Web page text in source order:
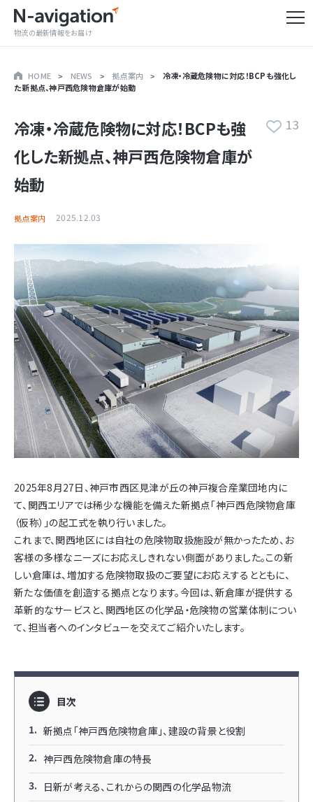
物流の最新情報をお届け
HOME NEWS 拠点案内
冷凍・冷蔵危険物に対応！BCPも強化し
た新拠点、神戸西危険物倉庫が始動
13
冷凍・冷蔵危険物に対応！BCPも強
化した新拠点、神戸西危険物倉庫が
始動
拠点案内 2025.12.03
2025年8月27日、神戸市西区見津が丘の神戸複合産業団地内に
て、関西エリアでは稀少な機能を備えた新拠点「神戸西危険物倉庫
（仮称）」の起工式を執り行いました。
これまで、関西地区には自社の危険物取扱施設が無かったため、お
客様の多様なニーズにお応えしきれない側面がありました。この新
しい倉庫は、増加する危険物取扱のご要望にお応えするとともに、
新たな価値を創造する拠点となります。今回は、新倉庫が提供する
革新的なサービスと、関西地区の化学品・危険物の営業体制につい
て、担当者へのインタビューを交えてご紹介いたします。
目次
新拠点「神戸西危険物倉庫」、建設の背景と役割
神戸西危険物倉庫の特長
日新が考える、これからの関西の化学品物流